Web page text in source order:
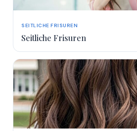
SEITLICHE FRISUREN
Seitliche Frisuren